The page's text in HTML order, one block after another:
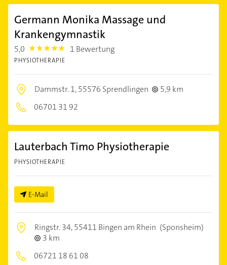
Germann Monika Massage und
Krankengymnastik
5,0 5.0 1 Bewertung
PHYSIOTHERAPIE
Dammstr. 1,55576 Sprendlingen
5,9 km
06701 31 92
Lauterbach Timo Physiotherapie
PHYSIOTHERAPIE
E-Mail
Ringstr. 34,55411 Bingen am Rhein (Sponsheim)
3 km
06721 18 61 08